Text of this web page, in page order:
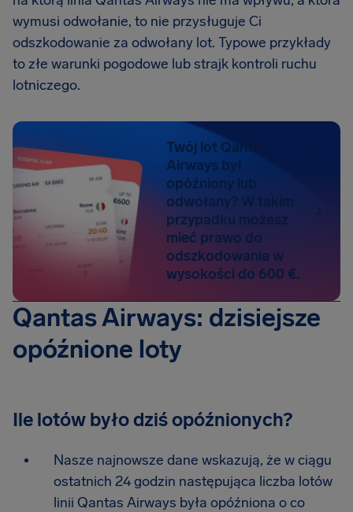
wymusi odwołanie, to nie przysługuje Ci
odszkodowanie za odwołany lot. Typowe przykłady
to złe warunki pogodowe lub strajk kontroli ruchu
lotniczego.
Twój lot Qantas
Airways był
opóźniony lub
odwołany? W takim
przypadku możesz
mieć prawo do
odszkodowania w
wysokości do 600 €.
Qantas Airways: dzisiejsze
opóźnione loty
Ile lotów było dziś opóźnionych?
Nasze najnowsze dane wskazują, że w ciągu
ostatnich 24 godzin następująca liczba lotów
linii Qantas Airways była opóźniona o co